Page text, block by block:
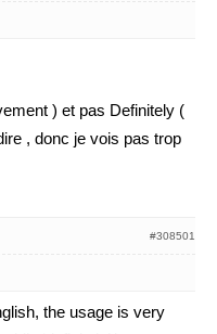
) et pas Definitely (
, donc je vois pas trop
#308501
the usage is very